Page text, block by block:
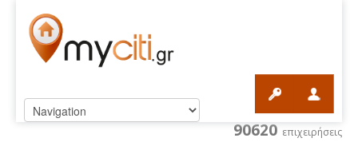
90620 επιχειρήσεις